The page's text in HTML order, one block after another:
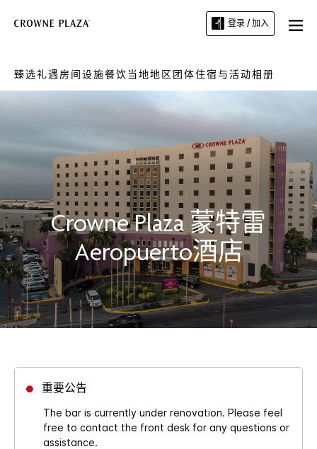
登录 / 加入
臻选礼遇 房间设施餐饮当地地区 团体住宿与活动相册
Crowne Plaza 蒙特雷
Aeropuerto酒店
重要公告
The bar is currently under renovation. Please feel
free to contact the front desk for any questions or
assistance.